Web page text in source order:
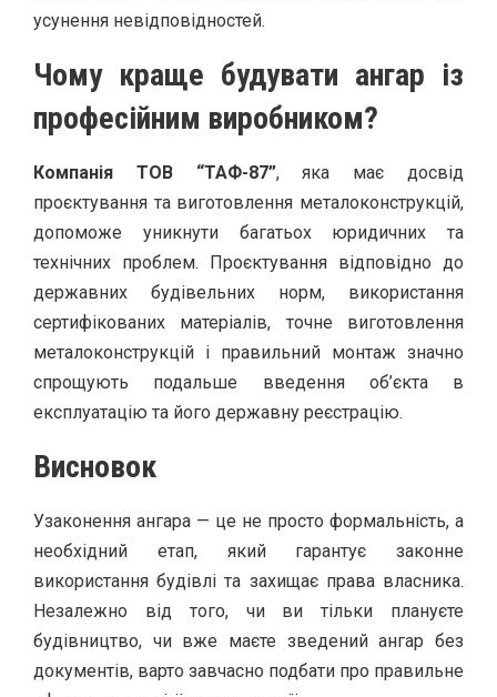
усунення невідповідностей.
Чому краще будувати ангар із
професійним виробником?
Компанія ТОВ “ТАФ-87”, яка має досвід
проєктування та виготовлення металоконструкцій,
допоможе уникнути багатьох юридичних та
технічних проблем. Проєктування відповідно до
державних будівельних норм, використання
сертифікованих матеріалів, точне виготовлення
металоконструкцій і правильний монтаж значно
спрощують подальше введення об’єкта в
експлуатацію та його державну реєстрацію.
Висновок
Узаконення ангара — це не просто формальність, а
необхідний етап, який гарантує законне
використання будівлі та захищає права власника.
Незалежно від того, чи ви тільки плануєте
будівництво, чи вже маєте зведений ангар без
документів, варто завчасно подбати про правильне